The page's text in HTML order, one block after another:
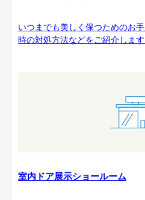
いつまでも美しく保つためのお
時の対処方法などをご紹介します
室内ドア展示ショールーム